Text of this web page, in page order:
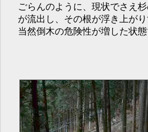
ごらんのように、現状でさえ
が流出し、その根が浮き上がり
当然倒木の危険性が増した状態